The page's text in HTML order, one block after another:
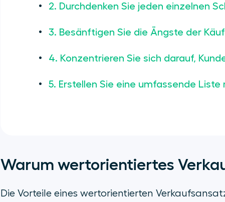
2. Durchdenken Sie jeden einzelnen
3. Besänftigen Sie die Ängste der
4. Konzentrieren Sie sich darauf,
5. Erstellen Sie eine umfassende
Warum wertorientiertes
Die Vorteile eines wertorientierten